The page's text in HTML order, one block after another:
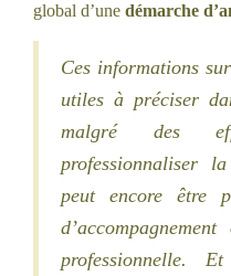
global d’une démarche
Ces informations
utiles à préciser
malgré des
professionnaliser
peut encore être
professionnelle.